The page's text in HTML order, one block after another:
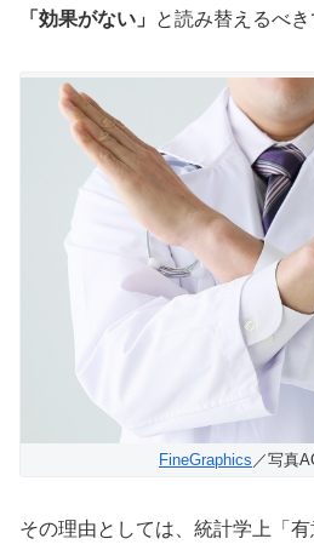
「効果がない」 と読み替えるべき
FineGraphics ／写真
その理由としては、統計学上「